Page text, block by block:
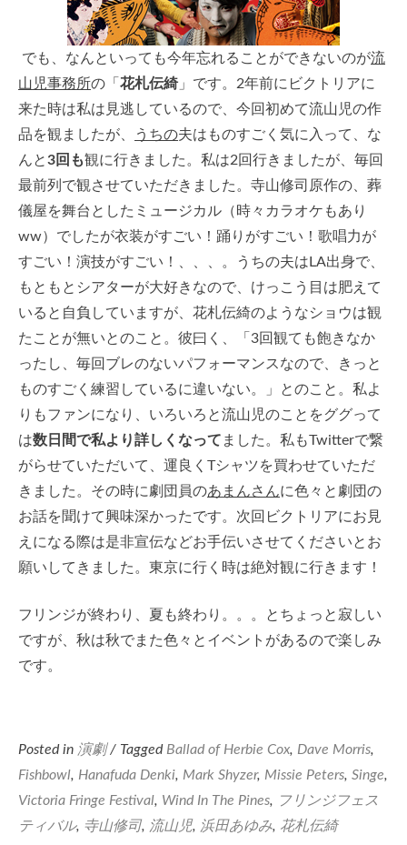
でも、なんといっても今年忘れることができないのが流
山児事務所の「 花札伝綺 」です。2年前にビクトリアに
来た時は私は見逃しているので、今回初めて流山児の作
品を観ましたが、
うちの夫はものすごく気に入って、な
んと3回も観に行きました。私は2回行きましたが、毎回
最前列で観させていただきました。寺山修司原作の、葬
儀屋を舞台としたミュージカル（時々カラオケもあり
ww）でしたが衣装がすごい！踊りがすごい！歌唱力が
すごい！演技がすごい！、、、。うちの夫はLA出身で、
もともとシアターが大好きなので、けっこう目は肥えて
いると自負していますが、花札伝綺のようなショウは観
たことが無いとのこと。彼曰く、「3回観ても飽きなか
ったし、毎回ブレのないパフォーマンスなので、きっと
ものすごく練習しているに違いない。」とのこと。私よ
りもファンになり、いろいろと流山児のことをググって
は数日間で私より詳しくなって ました。私もTwitterで繋
がらせていただいて、運良くTシャツを買わせていただ
きました。その時に劇団員のあまんさんに色々と劇団の
お話を聞けて興味深かったです。次回ビクトリアにお見
えになる際は是非宣伝などお手伝いさせてくださいとお
願いしてきました。東京に行く時は絶対観に行きます！
フリンジが終わり、夏も終わり。。。とちょっと寂しい
ですが、秋は秋でまた色々とイベントがあるので楽しみ
です。
Posted in 演劇 / Tagged Ballad of Herbie Cox, Dave Morris,
Fishbowl, Hanafuda Denki, Mark Shyzer, Missie Peters, Singe,
Victoria Fringe Festival, Wind In The Pines,
フリンジフェス
ティバル, 寺山修司, 流山児, 浜田あゆみ, 花札伝綺